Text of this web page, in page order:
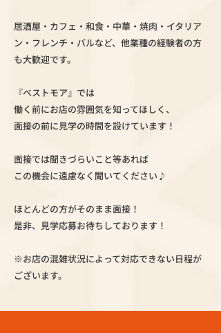
居酒屋・カフェ・和食・中華・焼肉・イタリア
ン・フレンチ・バルなど、他業種の経験者の方
も大歓迎です。
『ベストモア』では
働く前にお店の雰囲気を知ってほしく、
面接の前に見学の時間を設けています！
面接では聞きづらいこと等あれば
この機会に遠慮なく聞いてください♪
ほとんどの方がそのまま面接！
是非、見学応募お待ちしております！
※お店の混雑状況によって対応できない日程が
ございます。